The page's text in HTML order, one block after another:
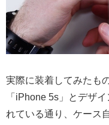
実際に装着してみたも
「iPhone 5s」とデザ
れている通り、ケース